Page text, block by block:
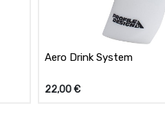
Aero Drink System
22,00€